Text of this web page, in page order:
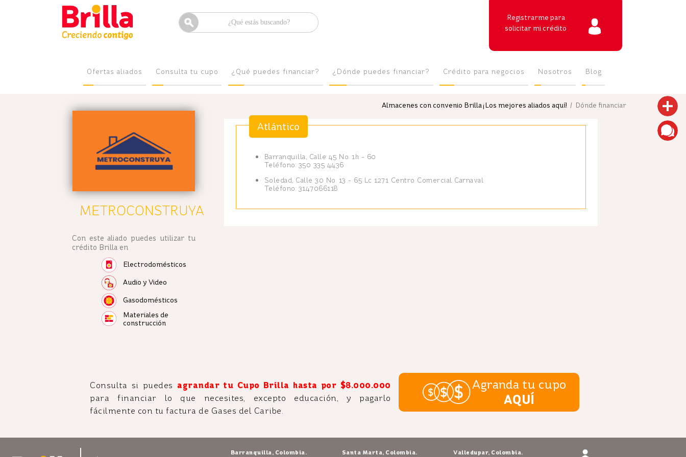
Registrarme para
solicitar mi crédito
Ofertas aliados Consulta tu cupo ¿Qué puedes financiar? ¿Dónde puedes financiar? Crédito para negocios Nosotros Blog
Almacenes con convenio Brilla ¡Los mejores aliados aquí! / Dónde financiar
METROCONSTRUYA
Con este aliado puedes utilizar tu
crédito Brilla en
Electrodomésticos
Audio y Video
Gasodomésticos
Materiales de
construcción
Atlántico
Barranquilla, Calle 45 No. 1h - 60
Teléfono: 350 335 4436
Soledad, Calle 30 No. 13 - 65 Lc 1271 Centro Comercial Carnaval
Teléfono: 3147066118
Consulta si puedes agrandar tu Cupo Brilla hasta por $8.000.000
para financiar lo que necesites, excepto educación, y pagarlo
fácilmente con tu factura de Gases del Caribe.
Agranda tu cupo
AQUÍ
Barranquilla, Colombia. Santa Marta, Colombia. Valledupar, Colombia.